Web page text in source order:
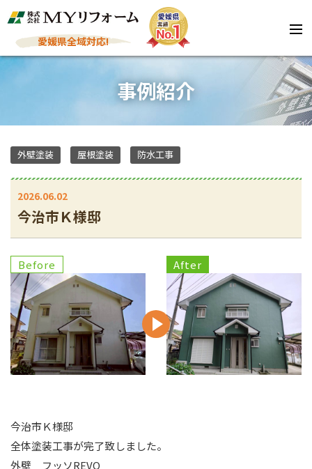
愛媛県全域対応!
事例紹介
外壁塗装 屋根塗装 防水工事
2026.06.02
今治市Ｋ様邸
今治市Ｋ様邸
全体塗装工事が完了致しました。
外壁 フッソREVO